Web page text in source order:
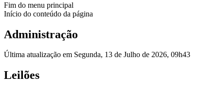
Fim do menu principal
Início do conteúdo da página
Administração
Última atualização em Segunda, 13 de Julho de 2026, 09h43
Leilões